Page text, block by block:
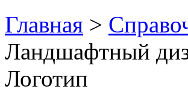
Главная >
Ландшафтный
Логотип